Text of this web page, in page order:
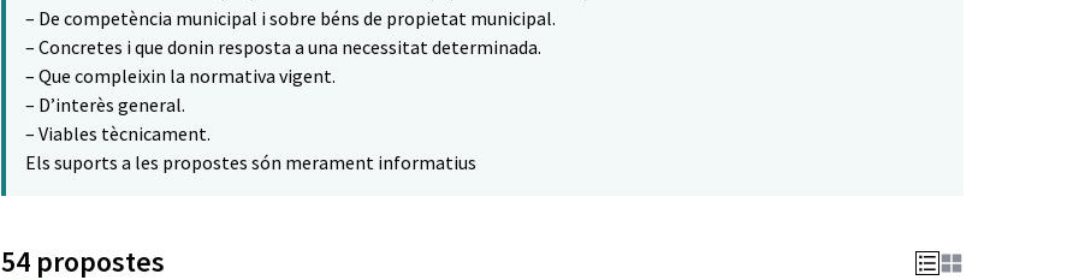
– De competència municipal i sobre béns de propietat municipal.
– Concretes i que donin resposta a una necessitat determinada.
– Que compleixin la normativa vigent.
– D’interès general.
– Viables tècnicament.
Els suports a les propostes són merament informatius
54 propostes